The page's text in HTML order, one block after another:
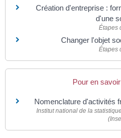
Création d'entreprise :
d'une
Étapes
Changer l'objet
Étapes
Pour en
Nomenclature d'activités
Institut national de la